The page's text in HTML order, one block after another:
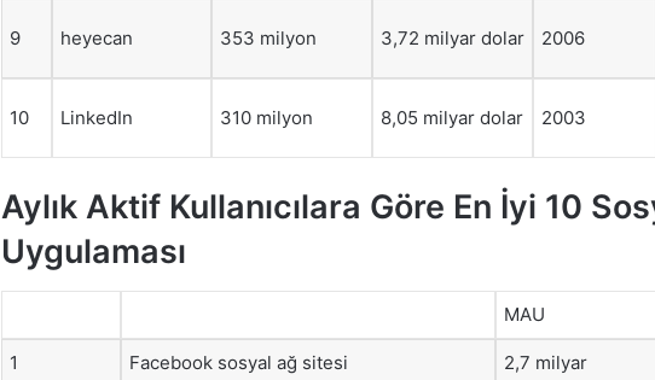
9 heyecan 353 milyon 3,72 milyar dolar 2006
10 LinkedIn 310 milyon 8,05 milyar dolar 2003
Aylık Aktif Kullanıcılara Göre En İyi 10
Uygulaması
MAU
1 Facebook sosyal ağ sitesi 2,7 milyar